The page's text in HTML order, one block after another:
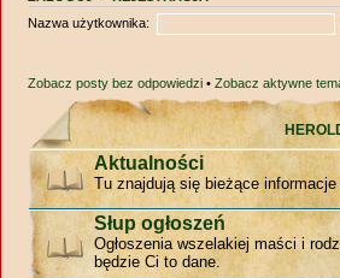
Nazwa użytkownika:
Zobacz posty bez odpowiedzi •Zobacz aktywne
Aktualności
Tu znajdują się bieżące
Słup ogłoszeń
Ogłoszenia wszelakiej maści i
będzie Ci to dane.